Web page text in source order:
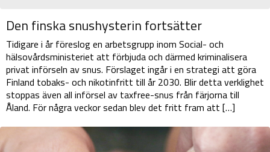
Den finska snushysterin fortsätter
Tidigare i år föreslog en arbetsgrupp inom Social- och
hälsovårdsministeriet att förbjuda och därmed kriminalisera
privat införseln av snus. Förslaget ingår i en strategi att göra
Finland tobaks- och nikotinfritt till år 2030. Blir detta verklighet
stoppas även all införsel av taxfree-snus från färjorna till
Åland. För några veckor sedan blev det fritt fram att […]